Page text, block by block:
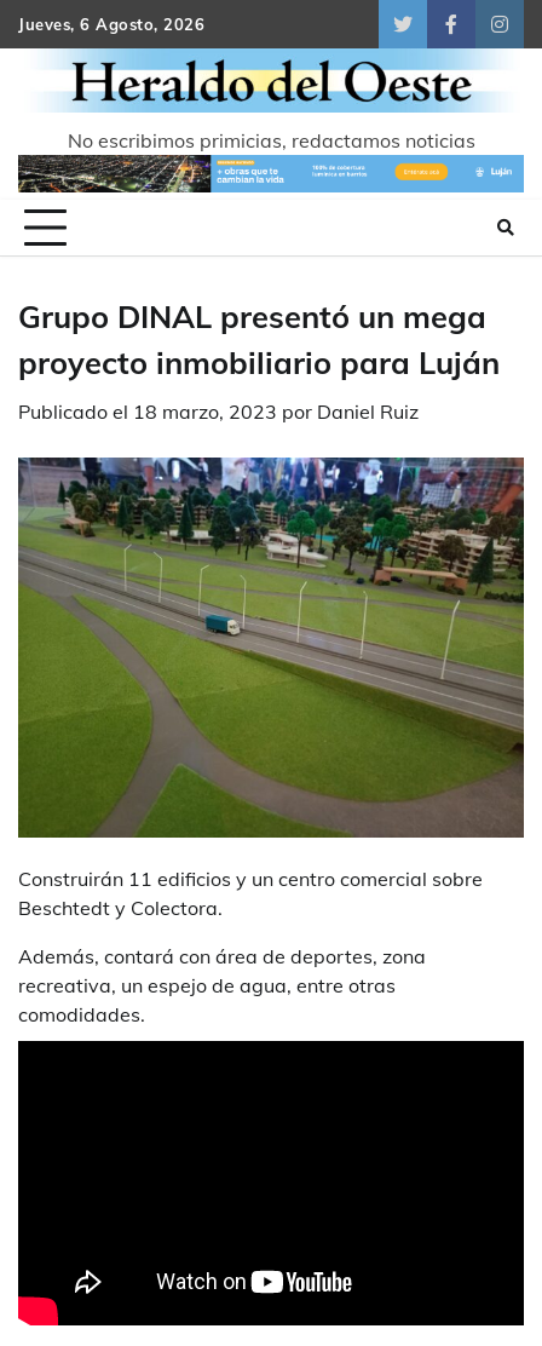
Skip
to
content
Jueves, 6 Agosto, 2026
TwitterFacebook
No escribimos primicias, redactamos noticias
Grupo DINAL presentó un mega
proyecto inmobiliario para Luján
Publicado el 18 marzo, 2023 por Daniel Ruiz
Construirán 11 edificios y un centro comercial sobre
Beschtedt y Colectora.
Además, contará con área de deportes, zona
recreativa, un espejo de agua, entre otras
comodidades.